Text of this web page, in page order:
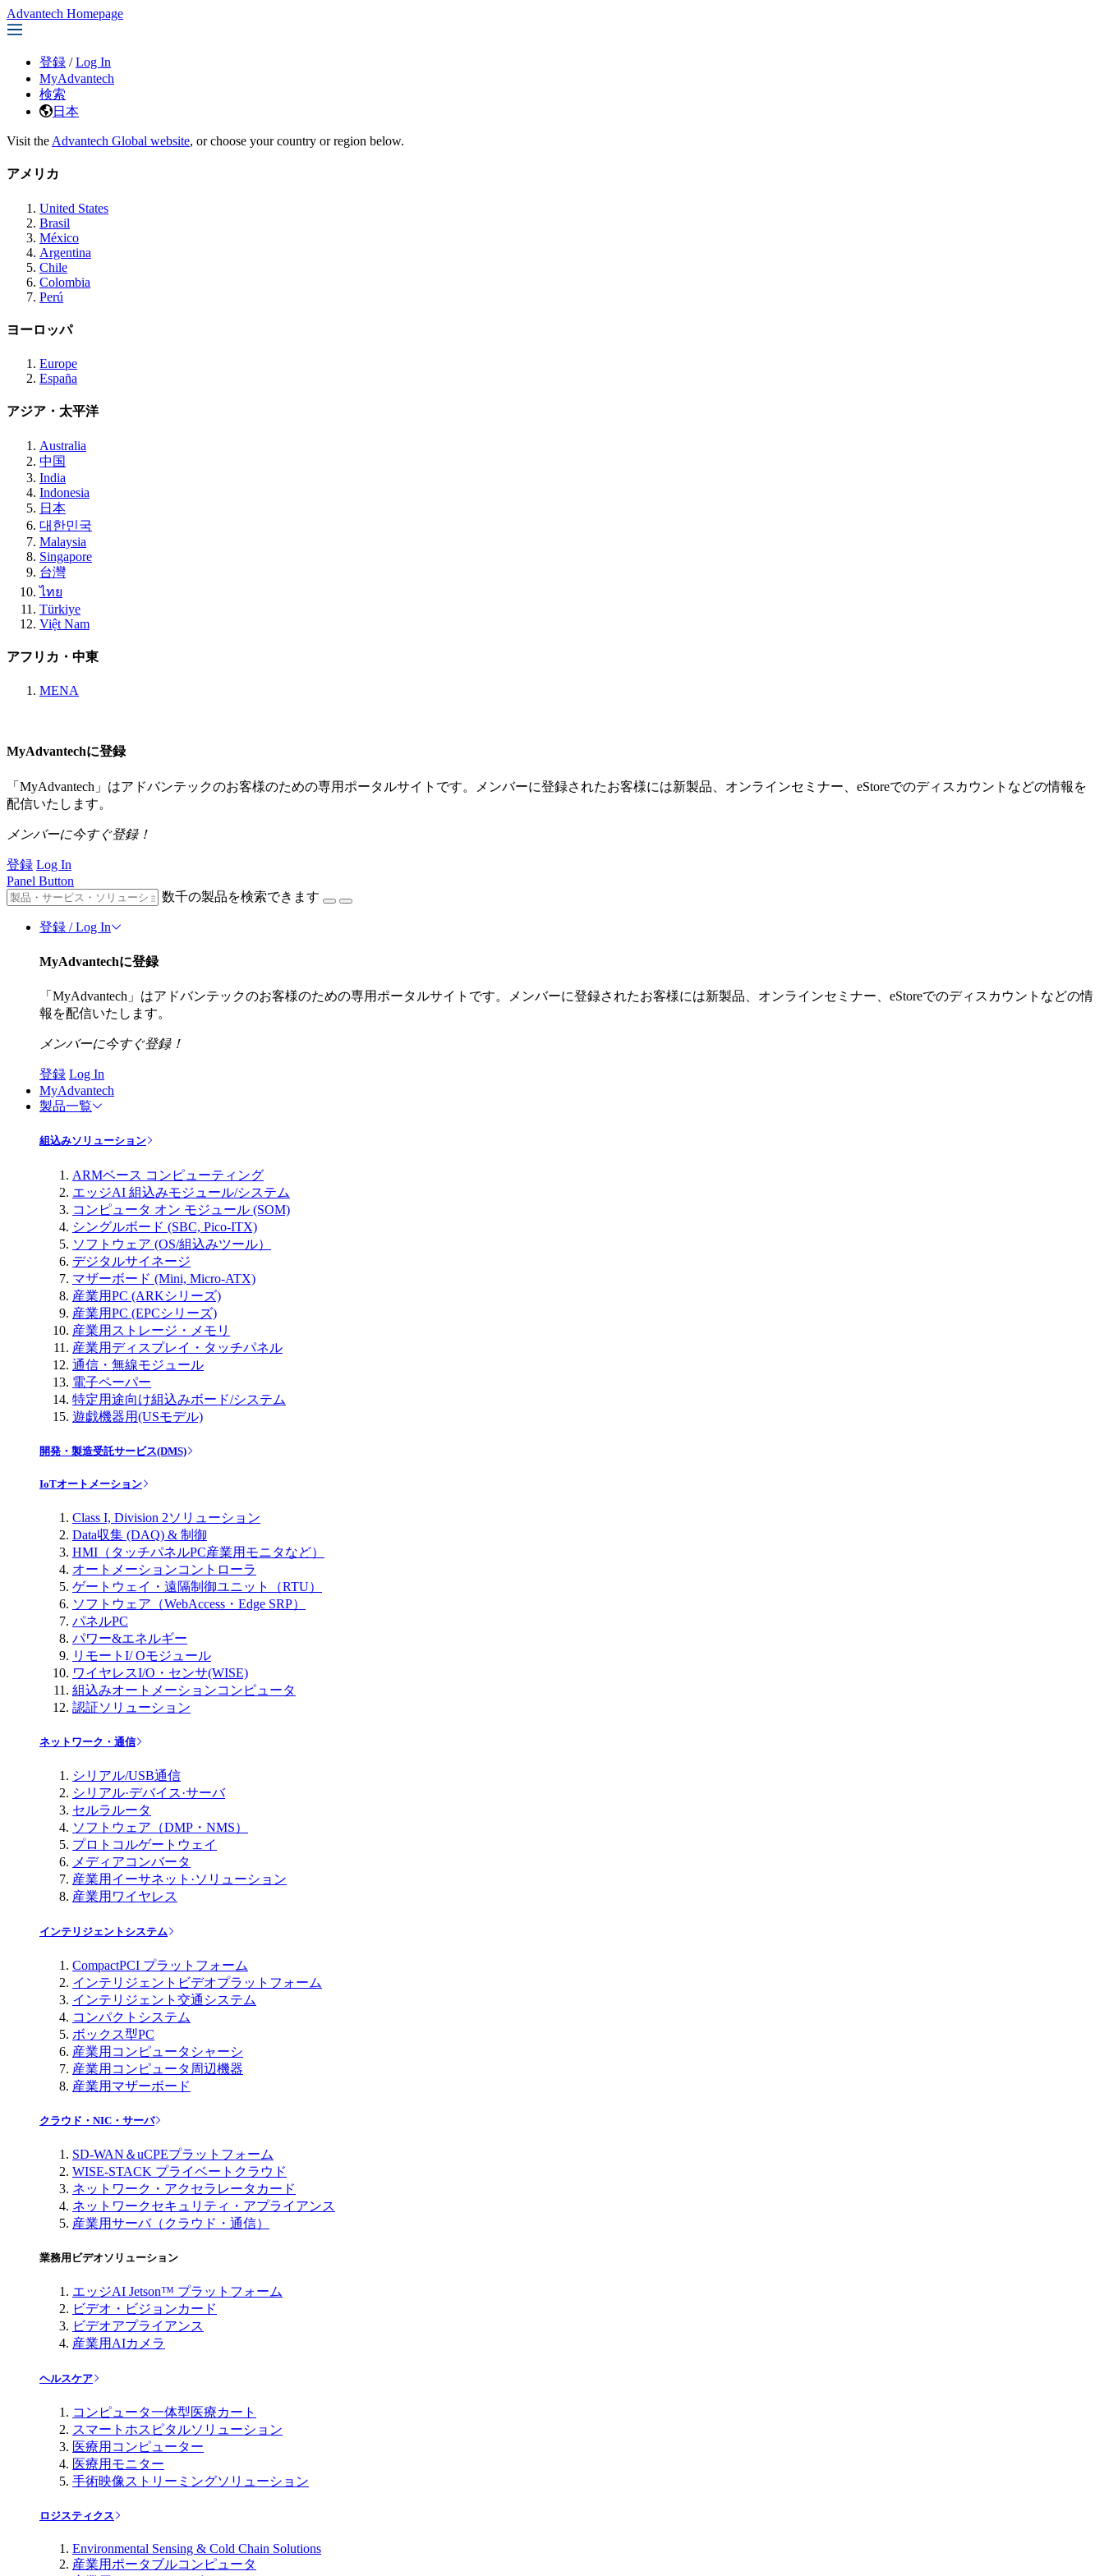
Advantech Homepage
登録 / Log In
MyAdvantech
検索
日本
Visit the Advantech Global website, or choose your country or region below.
アメリカ
United States
Brasil
México
Argentina
Chile
Colombia
Perú
ヨーロッパ
Europe
España
アジア・太平洋
Australia
中国
India
Indonesia
日本
대한민국
Malaysia
Singapore
台灣
ไทย
Türkiye
Việt Nam
アフリカ・中東
MENA
MyAdvantechに登録
「MyAdvantech」はアドバンテックのお客様のための専用ポータルサイトです。メンバーに登録されたお客様には新製品、オンラインセミナー、eStoreでのディスカウントなどの情報を
配信いたします。
メンバーに今すぐ登録！
登録 Log In
Panel Button
数千の製品を検索できます
登録 / Log In
MyAdvantechに登録
「MyAdvantech」はアドバンテックのお客様のための専用ポータルサイトです。メンバーに登録されたお客様には新製品、オンラインセミナー、eStoreでのディスカウントなどの情
報を配信いたします。
メンバーに今すぐ登録！
登録 Log In
MyAdvantech
製品一覧
組込みソリューション
ARMベース コンピューティング
エッジAI 組込みモジュール/システム
コンピュータ オン モジュール (SOM)
シングルボード (SBC, Pico-ITX)
ソフトウェア (OS/組込みツール）
デジタルサイネージ
マザーボード (Mini, Micro-ATX)
産業用PC (ARKシリーズ)
産業用PC (EPCシリーズ)
産業用ストレージ・メモリ
産業用ディスプレイ・タッチパネル
通信・無線モジュール
電子ペーパー
特定用途向け組込みボード/システム
遊戯機器用(USモデル)
開発・製造受託サービス(DMS)
IoTオートメーション
Class I, Division 2ソリューション
Data収集 (DAQ) & 制御
HMI（タッチパネルPC産業用モニタなど）
オートメーションコントローラ
ゲートウェイ・遠隔制御ユニット（RTU）
ソフトウェア（WebAccess・Edge SRP）
パネルPC
パワー&エネルギー
リモートI/ Oモジュール
ワイヤレスI/O・センサ(WISE)
組込みオートメーションコンピュータ
認証ソリューション
ネットワーク・通信
シリアル/USB通信
シリアル·デバイス·サーバ
セルラルータ
ソフトウェア（DMP・NMS）
プロトコルゲートウェイ
メディアコンバータ
産業用イーサネット·ソリューション
産業用ワイヤレス
インテリジェントシステム
CompactPCI プラットフォーム
インテリジェントビデオプラットフォーム
インテリジェント交通システム
コンパクトシステム
ボックス型PC
産業用コンピュータシャーシ
産業用コンピュータ周辺機器
産業用マザーボード
クラウド・NIC・サーバ
SD-WAN＆uCPEプラットフォーム
WISE-STACK プライベートクラウド
ネットワーク・アクセラレータカード
ネットワークセキュリティ・アプライアンス
産業用サーバ（クラウド・通信）
業務用ビデオソリューション
エッジAI Jetson™ プラットフォーム
ビデオ・ビジョンカード
ビデオアプライアンス
産業用AIカメラ
ヘルスケア
コンピュータ一体型医療カート
スマートホスピタルソリューション
医療用コンピューター
医療用モニター
手術映像ストリーミングソリューション
ロジスティクス
Environmental Sensing & Cold Chain Solutions
産業用ポータブルコンピュータ